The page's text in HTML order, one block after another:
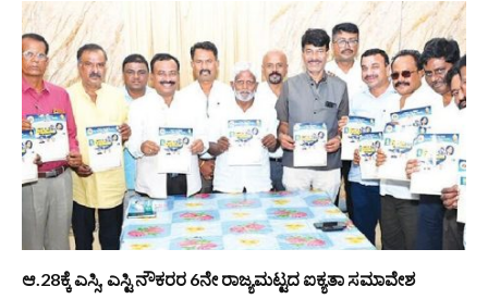
ಆ.28ಕ್ಕೆ ಎಸ್ಸಿ, ಎಸ್ಟಿ ನೌಕರರ 6ನೇ ರಾಜ್ಯಮಟ್ಟದ ಐಕ್ಯತಾ ಸಮಾವೇಶ